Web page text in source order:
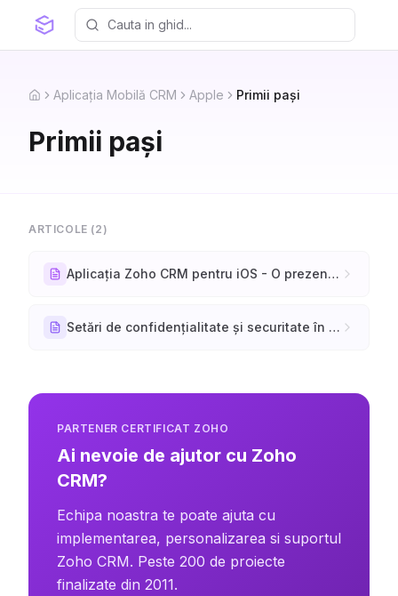
HomeAplicația Mobilă CRM Apple Primii pași
Primii pași
ARTICOLE (2 )
Aplicația Zoho CRM pentru iOS - O prezentare generală
Setări de confidențialitate și securitate în aplicația Zoho CRM pentru iOS
PARTENER CERTIFICAT ZOHO
Ai nevoie de ajutor cu Zoho
CRM?
Echipa noastra te poate ajuta cu
implementarea, personalizarea si suportul
Zoho CRM. Peste 200 de proiecte
finalizate din 2011.